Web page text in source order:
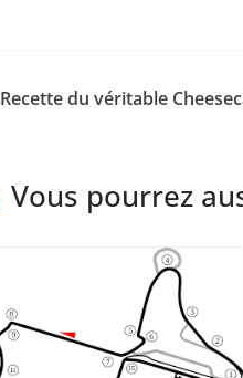
Recette du véritable
Vous pourrez